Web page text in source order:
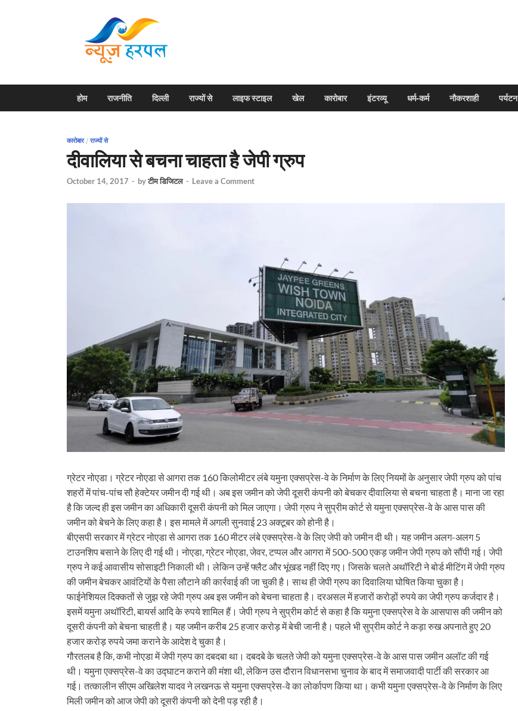
होम राजनीति दिल्ली राज्यों से लाइफ स्टाइल खेल कारोबार इंटरव्यू धर्म-कर्म नौकरशाही पर्यटन
कारोबार/ राज्यों से
दीवालिया से बचना चाहता है जेपी ग्रुप
October 14, 2017 - byटीम डिजिटल - Leave a Comment
ग्रेटर नोएडा। ग्रेटर नोएडा से आगरा तक 160 किलोमीटर लंबे यमुना एक्सप्रेस-वे के निर्माण के लिए नियमों के अनुसार जेपी ग्रुप को पांच
शहरों में पांच-पांच सौ हेक्टेयर जमीन दी गई थी। अब इस जमीन को जेपी दूसरी कंपनी को बेचकर दीवालिया से बचना चाहता है। माना जा रहा
है कि जल्द ही इस जमीन का अधिकारी दूसरी कंपनी को मिल जाएगा। जेपी ग्रुप ने सुप्रीम कोर्ट से यमुना एक्सप्रेस-वे के आस पास की
जमीन को बेचने के लिए कहा है। इस मामले में अगली सुनवाई 23 अक्टूबर को होनी है।
बीएसपी सरकार में ग्रेटर नोएडा से आगरा तक 160 मीटर लंबे एक्सप्रेस-वे के लिए जेपी को जमीन दी थी। यह जमीन अलग-अलग 5
टाउनशिप बसाने के लिए दी गई थी। नोएडा, ग्रेटर नोएडा, जेवर, टप्पल और आगरा में 500-500 एकड़ जमीन जेपी ग्रुप को सौंपी गई। जेपी
ग्रुप ने कई आवासीय सोसाइटी निकाली थी। लेकिन उन्हें फ्लैट और भूंखड नहीं दिए गए। जिसके चलते अथॉरिटी ने बोर्ड मीटिंग में जेपी ग्रुप
की जमीन बेचकर आवंटियों के पैसा लौटाने की कार्रवाई की जा चुकी है। साथ ही जेपी ग्रुप का दिवालिया घोषित किया चुका है।
फाईनेशियल दिक्कतों से जुझ रहे जेपी ग्रुप अब इस जमीन को बेचना चाहता है। दरअसल में हजारों करोड़ों रुपये का जेपी ग्रुप कर्जदार है।
इसमें यमुना अथॉरिटी, बायर्स आदि के रुपये शामिल हैं। जेपी ग्रुप ने सुप्रीम कोर्ट से कहा है कि यमुना एक्सप्रेस वे के आसपास की जमीन को
दूसरी कंपनी को बेचना चाहती है। यह जमीन करीब 25 हजार करोड़ में बेची जानी है। पहले भी सुप्रीम कोर्ट ने कड़ा रुख अपनाते हुए 20
हजार करोड़ रुपये जमा कराने के आदेश दे चुका है।
गौरतलब है कि, कभी नोएडा में जेपी ग्रुप का दबदबा था। दबदबे के चलते जेपी को यमुना एक्सप्रेस-वे के आस पास जमीन अलॉट की गई
थी। यमुना एक्सप्रेस-वे का उद्घाटन कराने की मंशा थी, लेकिन उस दौरान विधानसभा चुनाव के बाद में समाजवादी पार्टी की सरकार आ
गई। तत्कालीन सीएम अखिलेश यादव ने लखनऊ से यमुना एक्सप्रेस-वे का लोर्कापण किया था। कभी यमुना एक्सप्रेस-वे के निर्माण के लिए
मिली जमीन को आज जेपी को दूसरी कंपनी को देनी पड़ रही है।